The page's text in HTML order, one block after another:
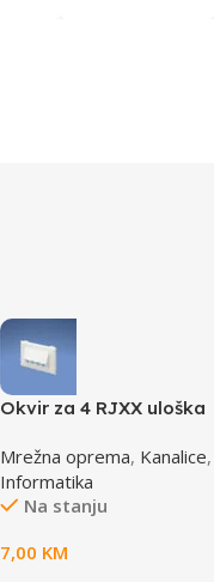
Okvir za 4 RJXX uloška
Mrežna oprema, Kanalice,
Informatika
Na stanju
7,00 KM